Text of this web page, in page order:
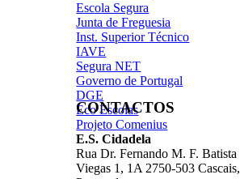
Escola Segura
Junta de Freguesia
Inst. Superior Técnico
IAVE
Segura NET
Governo de Portugal
DGE
Eco Escolas
Projeto Comenius
CONTACTOS
E.S. Cidadela
Rua Dr. Fernando M. F. Batista
Viegas 1, 1A 2750-503 Cascais,